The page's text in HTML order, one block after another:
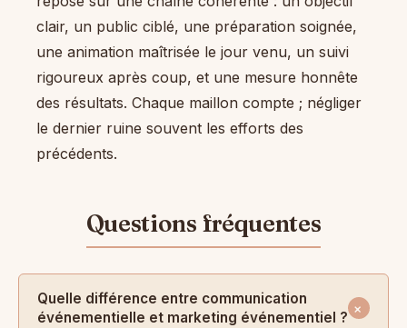
clair, un public ciblé, une préparation soignée,
une animation maîtrisée le jour venu, un suivi
rigoureux après coup, et une mesure honnête
des résultats. Chaque maillon compte ; négliger
le dernier ruine souvent les efforts des
précédents.
Quelle différence entre communication
événementielle et marketing événementiel ?